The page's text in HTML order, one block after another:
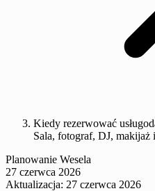
Kiedy rezerwować
Sala, fotograf, DJ, makijaż
Planowanie Wesela
27 czerwca 2026
Aktualizacja: 27 czerwca 2026